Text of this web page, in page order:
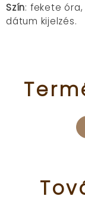
Szín: fekete
dátum kijelzés.